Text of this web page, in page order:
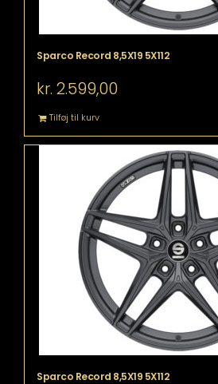
Sparco Record 8,5X19 5X112
kr. 2.599,00
Tilføj til kurv
Sparco Record 8,5X19 5X112